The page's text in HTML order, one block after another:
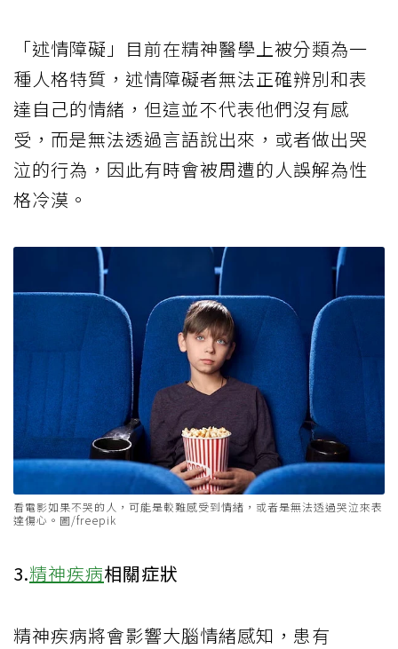
「述情障礙」目前在精神醫學上被分類為一
種人格特質，述情障礙者無法正確辨別和表
達自己的情緒，但這並不代表他們沒有感
受，而是無法透過言語說出來，或者做出哭
泣的行為，因此有時會被周遭的人誤解為性
格冷漠。
看電影如果不哭的人，可能是較難感受到情緒，或者是無法透過哭泣來表
達傷心。圖/freepik
3.精神疾病相關症狀
精神疾病將會影響大腦情緒感知，患有